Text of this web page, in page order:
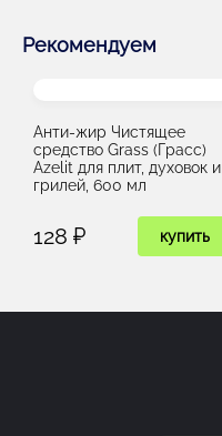
Рекомендуем
Анти-жир Чистящее
средство Grass (Грасс)
Azelit для плит, духовок и
грилей, 600 мл
128 ₽ купить